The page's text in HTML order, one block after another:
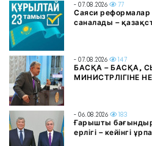
- 07.08.2026 77
Саяси реформалар
саналады –
- 07.08.2026 147
БАСҚА – БАСҚА,
МИНИСТРЛІГІНЕ
- 06.08.2026 183
Ғарышты
ерлігі – кейінгі